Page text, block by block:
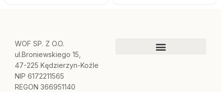
WOF SP. Z O.O.
ul.Broniewskiego 15,
47-225 Kędzierzyn-Koźle
NIP 6172211565
REGON 366951140